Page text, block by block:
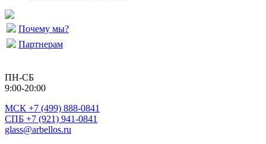
Почему мы?
Партнерам
ПН-СБ
9:00-20:00
МСК +7 (499) 888-0841
СПБ +7 (921) 941-0841
glass@arbellos.ru